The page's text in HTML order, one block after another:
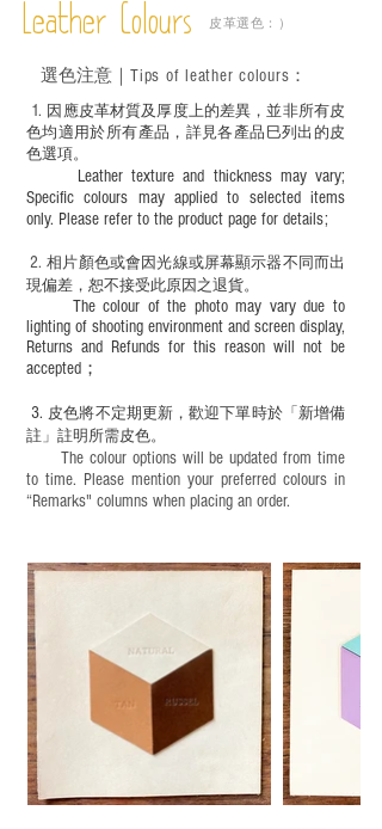
Leather Colours 皮革選色：）
1. ​ 因應皮革材質及厚度上的差異，並非所有皮
色均適用於所有產品，詳見各產品巳列出的皮
色選項。
Leather texture and thickness may vary;
Specific colours may applied to selected items
only. Please refer to the product page for details;
​2.相片顏色或會因光線或屏幕顯示器不同而出
現偏差，恕不接受此原因之退貨。
The colour of the photo may vary due to
lighting of shooting environment and screen display,
Returns and Refunds for this reason will not be
accepted；
3. 皮色將不定期更新，歡迎下單時於「新增備
註」註明 所需皮色。
The colour options will be updated from time
to time. Please mention your preferred colours in
“Remarks" columns when placing an order.
選色注意｜ Tips of leather colours ：